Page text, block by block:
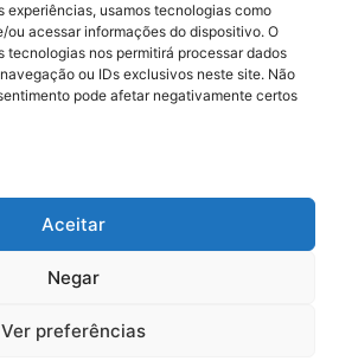
experiências, usamos tecnologias como
ou acessar informações do dispositivo. O
tecnologias nos permitirá processar dados
ou IDs exclusivos neste site. Não
pode afetar negativamente certos
Aceitar
Negar
Ver preferências
reservados – Hospital da